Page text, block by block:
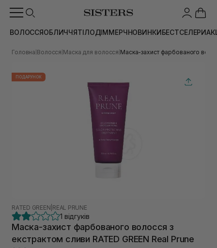
ВОЛОССЯОБЛИЧЧЯТІЛОДІММЕРЧНОВИНКИБЕСТСЕЛЕРИ
Головна Волосся Маска для волосся Маска-захист фарбованого
ПОДАРУНОК
RATED GREEN REAL PRUNE
1 відгуків
Маска-захист фарбованого волосся з
екстрактом сливи RATED GREEN Real Prune